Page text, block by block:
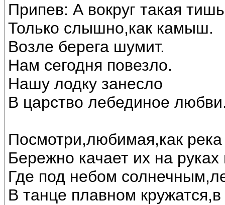
Припев: А вокруг такая
Только слышно,как камыш.
Возле берега шумит.
Нам сегодня повезло.
Нашу лодку занесло
В царство лебединое
Посмотри,любимая,как река
Бережно качает их на
Где под небом
В танце плавном